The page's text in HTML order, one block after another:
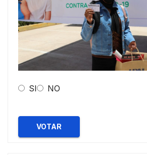
SI NO
VOTAR